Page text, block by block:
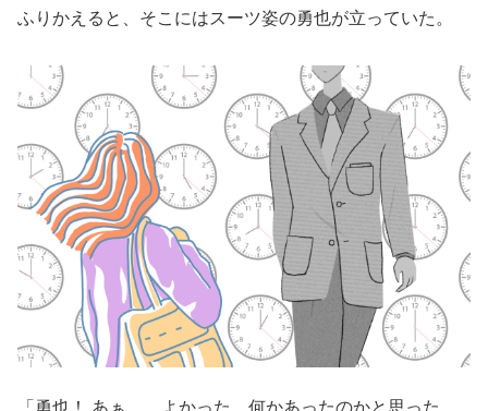
ふりかえると、そこにはスーツ姿の勇也が立っていた。
「勇也！ あぁ……よかった。何かあったのかと思った。